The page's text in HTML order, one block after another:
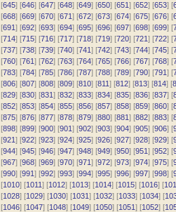
[645] [646] [647] [648] [649] [650] [651] [652] [653] [
[668] [669] [670] [671] [672] [673] [674] [675] [676] [
[691] [692] [693] [694] [695] [696] [697] [698] [699] [
[714] [715] [716] [717] [718] [719] [720] [721] [722] [
[737] [738] [739] [740] [741] [742] [743] [744] [745] [
[760] [761] [762] [763] [764] [765] [766] [767] [768] [
[783] [784] [785] [786] [787] [788] [789] [790] [791] [
[806] [807] [808] [809] [810] [811] [812] [813] [814] [
[829] [830] [831] [832] [833] [834] [835] [836] [837] [
[852] [853] [854] [855] [856] [857] [858] [859] [860] [
[875] [876] [877] [878] [879] [880] [881] [882] [883] [
[898] [899] [900] [901] [902] [903] [904] [905] [906] [
[921] [922] [923] [924] [925] [926] [927] [928] [929] [
[944] [945] [946] [947] [948] [949] [950] [951] [952] [
[967] [968] [969] [970] [971] [972] [973] [974] [975] [
[990] [991] [992] [993] [994] [995] [996] [997] [998] [
[1010] [1011] [1012] [1013] [1014] [1015] [1016] [
[1028] [1029] [1030] [1031] [1032] [1033] [1034] [
[1046] [1047] [1048] [1049] [1050] [1051] [1052] [